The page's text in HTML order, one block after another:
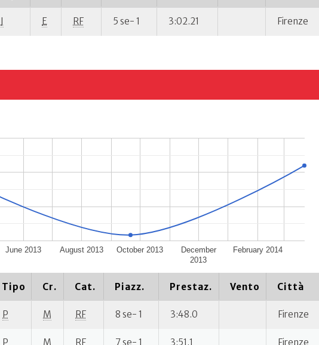
I E RF 5 se- 1 3:02.21 Firenze
June 2013 August 2013 October 2013
December
2013
February 2014
Tipo Cr. Cat. Piazz. Prestaz. Vento Città
P M RF 8 se- 1 3:48.0 Firenze
P M RF 7 se- 1 3:51.1 Firenze